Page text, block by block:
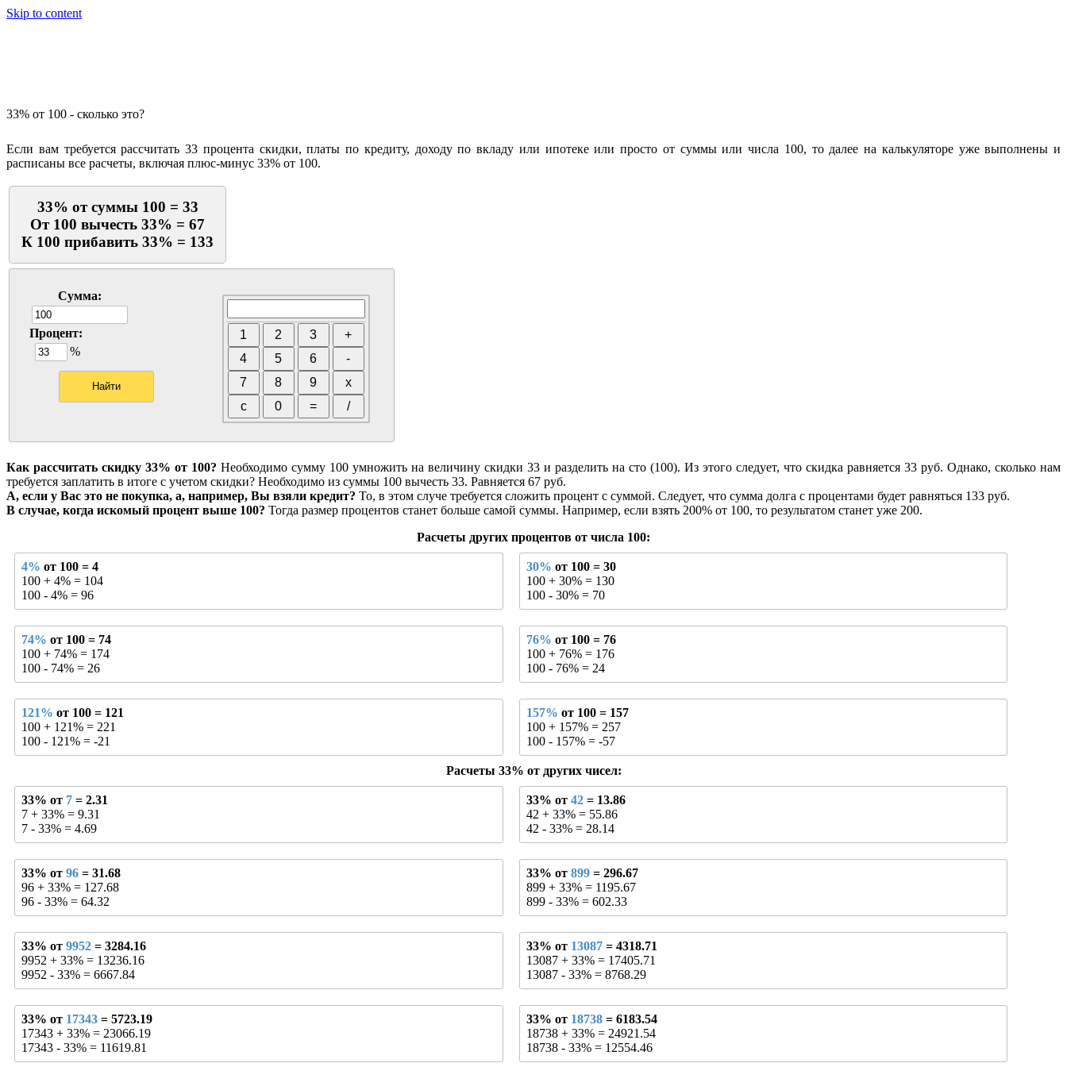
Skip to content
33% от 100 - сколько это?
Если вам требуется рассчитать 33 процента скидки, платы по кредиту, доходу по вкладу или ипотеке или просто от суммы или числа 100, то далее на калькуляторе уже выполнены и
расписаны все расчеты, включая плюс-минус 33% от 100.
33% от суммы 100 = 33
От 100 вычесть 33% = 67
К 100 прибавить 33% = 133
Сумма:
Процент:
%
Как рассчитать скидку 33% от 100? Необходимо сумму 100 умножить на величину скидки 33 и разделить на сто (100). Из этого следует, что скидка равняется 33 руб. Однако, сколько нам
требуется заплатить в итоге с учетом скидки? Необходимо из суммы 100 вычесть 33. Равняется 67 руб.
А, если у Вас это не покупка, а, например, Вы взяли кредит? То, в этом случе требуется сложить процент с суммой. Следует, что сумма долга с процентами будет равняться 133 руб.
В случае, когда искомый процент выше 100? Тогда размер процентов станет больше самой суммы. Например, если взять 200% от 100, то результатом станет уже 200.
Расчеты других процентов от числа 100:
4% от 100 = 4
100 + 4% = 104
100 - 4% = 96
30% от 100 = 30
100 + 30% = 130
100 - 30% = 70
74% от 100 = 74
100 + 74% = 174
100 - 74% = 26
76% от 100 = 76
100 + 76% = 176
100 - 76% = 24
121% от 100 = 121
100 + 121% = 221
100 - 121% = -21
157% от 100 = 157
100 + 157% = 257
100 - 157% = -57
Расчеты 33% от других чисел:
33% от 7 = 2.31
7 + 33% = 9.31
7 - 33% = 4.69
33% от 42= 13.86
42 + 33% = 55.86
42 - 33% = 28.14
33% от 96 = 31.68
96 + 33% = 127.68
96 - 33% = 64.32
33% от 899= 296.67
899 + 33% = 1195.67
899 - 33% = 602.33
33% от 9952 = 3284.16
9952 + 33% = 13236.16
9952 - 33% = 6667.84
33% от 13087= 4318.71
13087 + 33% = 17405.71
13087 - 33% = 8768.29
33% от 17343 = 5723.19
17343 + 33% = 23066.19
17343 - 33% = 11619.81
33% от 18738= 6183.54
18738 + 33% = 24921.54
18738 - 33% = 12554.46